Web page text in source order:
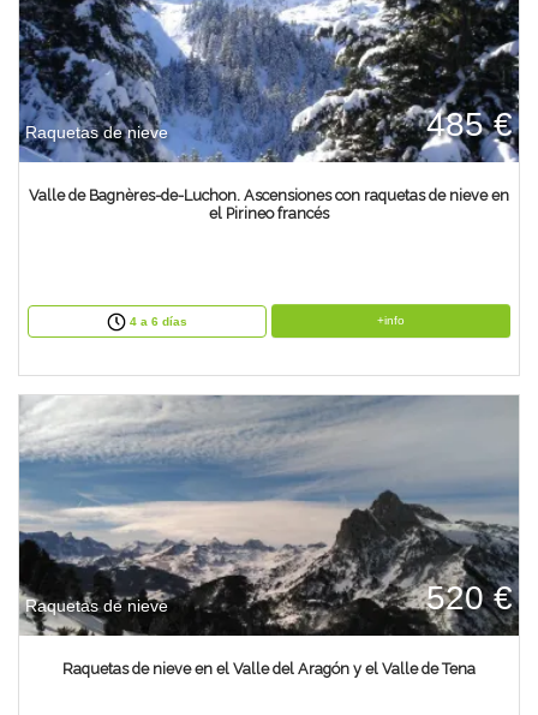
Raquetas de nieve 485 €
Valle de Bagnères-de-Luchon. Ascensiones con raquetas de nieve en
el Pirineo francés
4 a 6 días +info
Raquetas de nieve 520 €
Raquetas de nieve en el Valle del Aragón y el Valle de Tena